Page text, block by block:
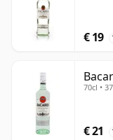
€ 19
70cl •
€ 21